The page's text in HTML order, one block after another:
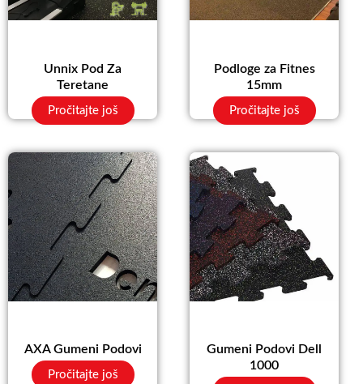
Unnix Pod Za
Teretane
Pročitajte još
Podloge za Fitnes
15mm
Pročitajte još
AXA Gumeni Podovi
Pročitajte još
Gumeni Podovi Dell
1000